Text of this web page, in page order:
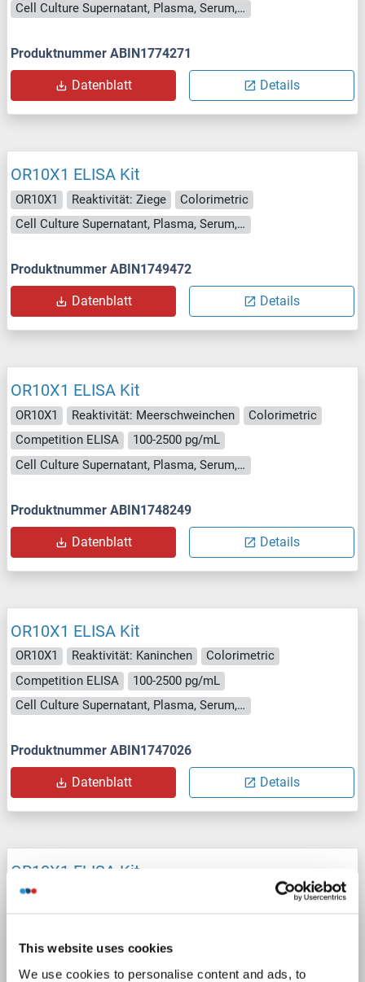
This website uses cookies
We use cookies to personalise content and ads, to
Cell Culture Supernatant, Plasma, Serum, Tissue Homogenate
Produktnummer ABIN1774271
Datenblatt Details
OR10X1 ELISA Kit
OR10X1 Reaktivität: Ziege
Colorimetric
Cell Culture Supernatant, Plasma, Serum, Tissue Homogenate
Produktnummer ABIN1749472
Datenblatt Details
OR10X1 ELISA Kit
OR10X1 Reaktivität: Meerschweinchen
Colorimetric
Competition ELISA
100-2500 pg/mL
Cell Culture Supernatant, Plasma, Serum, Tissue Homogenate
Produktnummer ABIN1748249
Datenblatt Details
OR10X1 ELISA Kit
OR10X1 Reaktivität: Kaninchen
Colorimetric
Competition ELISA
100-2500 pg/mL
Cell Culture Supernatant, Plasma, Serum, Tissue Homogenate
Produktnummer ABIN1747026
Datenblatt Details
OR10X1 ELISA Kit
OR10X1
Produktnummer ABIN1750695